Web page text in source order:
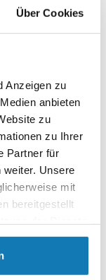
Über Cookies
Anzeigen zu
anbieten
zu
zu Ihrer
Partner für
weiter. Unsere
mit
bereitgestellt
15,00 €
1939) -
Auflage
€